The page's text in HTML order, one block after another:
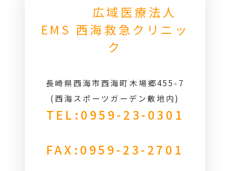
広域医療法人
EMS 西海救急クリニッ
ク
長崎県西海市西海町木場郷455-7
(西海スポーツガーデン敷地内)
TEL:0959-23-0301
FAX:0959-23-2701